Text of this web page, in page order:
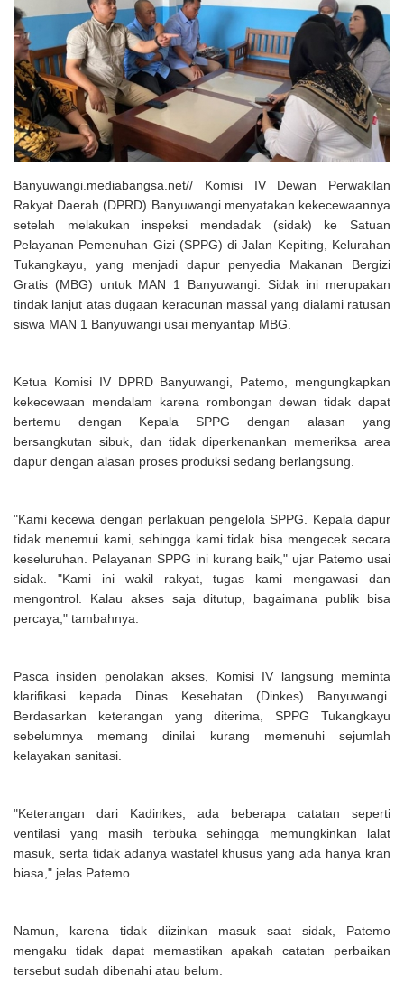
Uji Coba Program NADI JKN
Banyuwangi.mediabangsa.net// Komisi IV Dewan Perwakilan
Rakyat Daerah (DPRD) Banyuwangi menyatakan kekecewaannya
setelah melakukan inspeksi mendadak (sidak) ke Satuan
Pelayanan Pemenuhan Gizi (SPPG) di Jalan Kepiting, Kelurahan
Tukangkayu, yang menjadi dapur penyedia Makanan Bergizi
Gratis (MBG) untuk MAN 1 Banyuwangi. Sidak ini merupakan
tindak lanjut atas dugaan keracunan massal yang dialami ratusan
siswa MAN 1 Banyuwangi usai menyantap MBG.
Ketua Komisi IV DPRD Banyuwangi, Patemo, mengungkapkan
kekecewaan mendalam karena rombongan dewan tidak dapat
bertemu dengan Kepala SPPG dengan alasan yang
bersangkutan sibuk, dan tidak diperkenankan memeriksa area
dapur dengan alasan proses produksi sedang berlangsung.
"Kami kecewa dengan perlakuan pengelola SPPG. Kepala dapur
tidak menemui kami, sehingga kami tidak bisa mengecek secara
keseluruhan. Pelayanan SPPG ini kurang baik," ujar Patemo usai
sidak. "Kami ini wakil rakyat, tugas kami mengawasi dan
mengontrol. Kalau akses saja ditutup, bagaimana publik bisa
percaya," tambahnya.
Pasca insiden penolakan akses, Komisi IV langsung meminta
klarifikasi kepada Dinas Kesehatan (Dinkes) Banyuwangi.
Berdasarkan keterangan yang diterima, SPPG Tukangkayu
sebelumnya memang dinilai kurang memenuhi sejumlah
kelayakan sanitasi.
"Keterangan dari Kadinkes, ada beberapa catatan seperti
ventilasi yang masih terbuka sehingga memungkinkan lalat
masuk, serta tidak adanya wastafel khusus yang ada hanya kran
biasa," jelas Patemo.
Namun, karena tidak diizinkan masuk saat sidak, Patemo
mengaku tidak dapat memastikan apakah catatan perbaikan
tersebut sudah dibenahi atau belum.